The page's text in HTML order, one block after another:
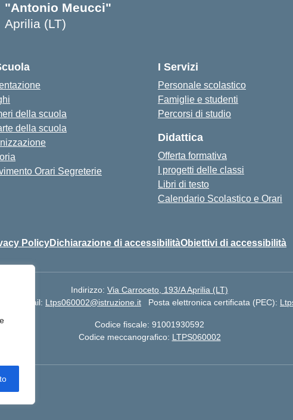
"Antonio Meucci"
Aprilia (LT)
della scuola
della scuola
Orari Segreterie
I Servizi
Personale scolastico
Famiglie e studenti
Percorsi di studio
Didattica
Offerta formativa
I progetti delle classi
Libri di testo
Calendario Scolastico e Orari
PolicyDichiarazione di accessibilitàObiettivi di accessibilità
Indirizzo: Via Carroceto, 193/A Aprilia (LT)
Email: Ltps060002@istruzione.it Posta elettronica certificata (PEC):
Codice fiscale: 91001930592
Codice meccanografico: LTPS060002